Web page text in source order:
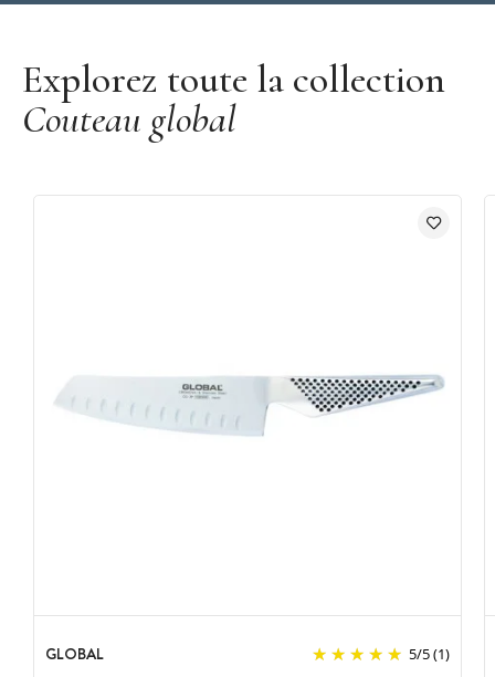
Explorez toute la collection
Couteau global
GLOBAL 5/5(1)